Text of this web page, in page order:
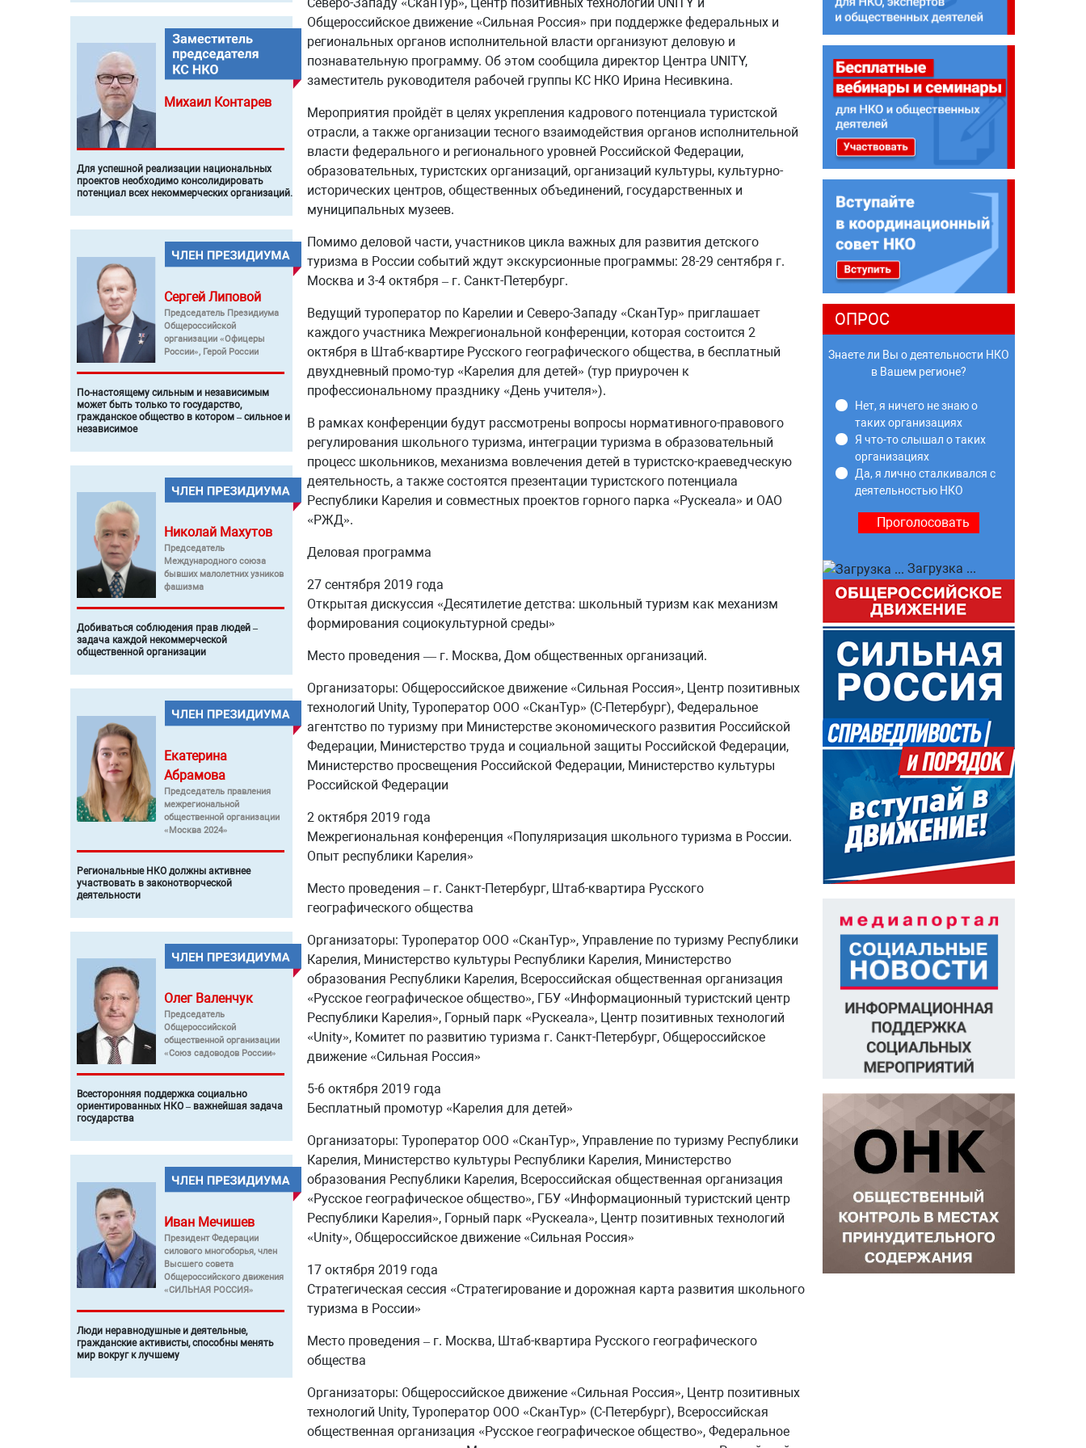
Михаил Контарев
Для успешной реализации национальных
проектов необходимо консолидировать
потенциал всех некоммерческих организаций.
Сергей Липовой
Председатель Президиума
Общероссийской
организации «Офицеры
России», Герой России
По-настоящему сильным и независимым
может быть только то государство,
гражданское общество в котором – сильное и
независимое
Николай Махутов
Председатель
Международного союза
бывших малолетних узников
фашизма
Добиваться соблюдения прав людей –
задача каждой некоммерческой
общественной организации
Екатерина
Абрамова
Председатель правления
межрегиональной
общественной организации
«Москва 2024»
Региональные НКО должны активнее
участвовать в законотворческой
деятельности
Олег Валенчук
Председатель
Общероссийской
общественной организации
«Союз садоводов России»
Всесторонняя поддержка социально
ориентированных НКО – важнейшая задача
государства
Иван Мечишев
Президент Федерации
силового многоборья, член
Высшего совета
Общероссийского движения
«СИЛЬНАЯ РОССИЯ»
Люди неравнодушные и деятельные,
гражданские активисты, способны менять
мир вокруг к лучшему
Общероссийское движение «Сильная Россия» при поддержке федеральных и
региональных органов исполнительной власти организуют деловую и
познавательную программу. Об этом сообщила директор Центра UNITY,
заместитель руководителя рабочей группы КС НКО Ирина Несивкина.
Мероприятия пройдёт в целях укрепления кадрового потенциала туристской
отрасли, а также организации тесного взаимодействия органов исполнительной
власти федерального и регионального уровней Российской Федерации,
образовательных, туристских организаций, организаций культуры, культурно-
исторических центров, общественных объединений, государственных и
муниципальных музеев.
Помимо деловой части, участников цикла важных для развития детского
туризма в России событий ждут экскурсионные программы: 28-29 сентября г.
Москва и 3-4 октября – г. Санкт-Петербург.
Ведущий туроператор по Карелии и Северо-Западу «СканТур» приглашает
каждого участника Межрегиональной конференции, которая состоится 2
октября в Штаб-квартире Русского географического общества, в бесплатный
двухдневный промо-тур «Карелия для детей» (тур приурочен к
профессиональному празднику «День учителя»).
В рамках конференции будут рассмотрены вопросы нормативного-правового
регулирования школьного туризма, интеграции туризма в образовательный
процесс школьников, механизма вовлечения детей в туристско-краеведческую
деятельность, а также состоятся презентации туристского потенциала
Республики Карелия и совместных проектов горного парка «Рускеала» и ОАО
«РЖД».
Деловая программа
27 сентября 2019 года
Открытая дискуссия «Десятилетие детства: школьный туризм как механизм
формирования социокультурной среды»
Место проведения — г. Москва, Дом общественных организаций.
Организаторы: Общероссийское движение «Сильная Россия», Центр позитивных
технологий Unity, Туроператор ООО «СканТур» (С-Петербург), Федеральное
агентство по туризму при Министерстве экономического развития Российской
Федерации, Министерство труда и социальной защиты Российской Федерации,
Министерство просвещения Российской Федерации, Министерство культуры
Российской Федерации
2 октября 2019 года
Межрегиональная конференция «Популяризация школьного туризма в России.
Опыт республики Карелия»
Место проведения – г. Санкт-Петербург, Штаб-квартира Русского
географического общества
Организаторы: Туроператор ООО «СканТур», Управление по туризму Республики
Карелия, Министерство культуры Республики Карелия, Министерство
образования Республики Карелия, Всероссийская общественная организация
«Русское географическое общество», ГБУ «Информационный туристский центр
Республики Карелия», Горный парк «Рускеала», Центр позитивных технологий
«Unity», Комитет по развитию туризма г. Санкт-Петербург, Общероссийское
движение «Сильная Россия»
5-6 октября 2019 года
Бесплатный промотур «Карелия для детей»
Организаторы: Туроператор ООО «СканТур», Управление по туризму Республики
Карелия, Министерство культуры Республики Карелия, Министерство
образования Республики Карелия, Всероссийская общественная организация
«Русское географическое общество», ГБУ «Информационный туристский центр
Республики Карелия», Горный парк «Рускеала», Центр позитивных технологий
«Unity», Общероссийское движение «Сильная Россия»
17 октября 2019 года
Стратегическая сессия «Стратегирование и дорожная карта развития школьного
туризма в России»
Место проведения – г. Москва, Штаб-квартира Русского географического
общества
Организаторы: Общероссийское движение «Сильная Россия», Центр позитивных
технологий Unity, Туроператор ООО «СканТур» (С-Петербург), Всероссийская
общественная организация «Русское географическое общество», Федеральное
ОПРОС
Знаете ли Вы о деятельности НКО
в Вашем регионе?
Нет, я ничего не знаю о
таких организациях
Я что-то слышал о таких
организациях
Да, я лично сталкивался с
деятельностью НКО
Загрузка ...